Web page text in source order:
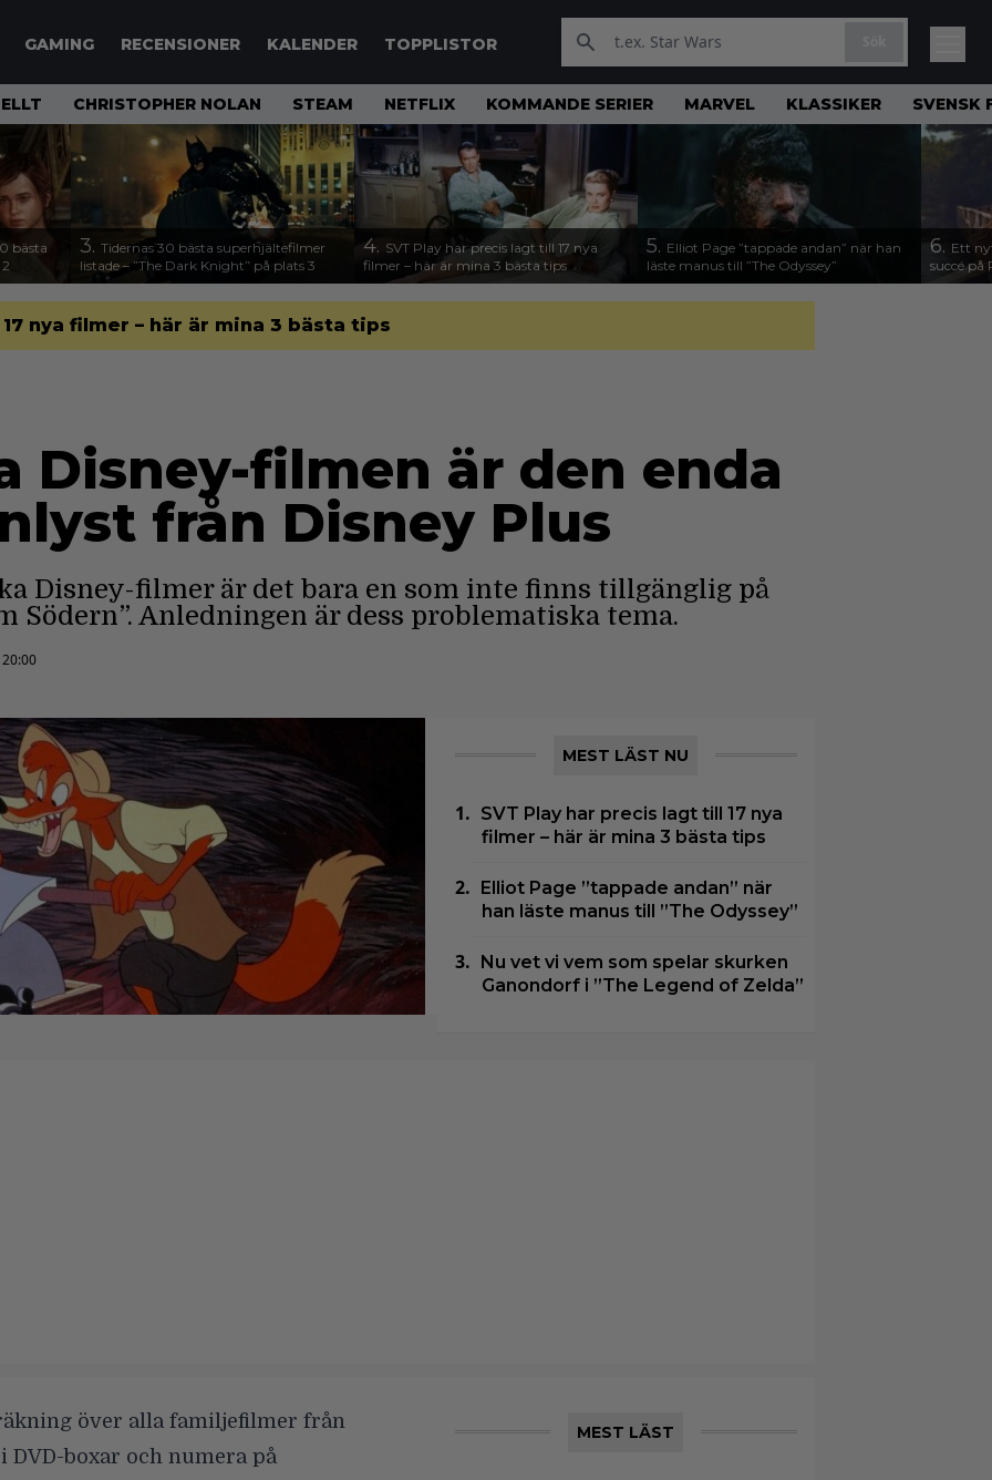
GAMING RECENSIONER KALENDER TOPPLISTOR
CHRISTOPHER NOLAN STEAM NETFLIX KOMMANDE SERIER MARVEL KLASSIKER SVENSK
bästa
3. Tidernas 30 bästa superhjältefilmer
listade – ”The Dark Knight” på plats 3
4. SVT Play har precis lagt till 17 nya
filmer – här är mina 3 bästa tips
5. Elliot Page ”tappade andan” när han
läste manus till ”The Odyssey”
6. Ett
succé på
nya filmer – här är mina 3 bästa tips
Disney-filmen är den enda
från Disney Plus
Disney-filmer är det bara en som inte finns tillgänglig på
Södern”. Anledningen är dess problematiska tema.
MEST LÄST NU
SVT Play har precis lagt till 17 nya
filmer – här är mina 3 bästa tips
Elliot Page ”tappade andan” när
han läste manus till ”The Odyssey”
Nu vet vi vem som spelar skurken
Ganondorf i ”The Legend of Zelda”
över alla familjefilmer från
DVD-boxar och numera på
MEST LÄST